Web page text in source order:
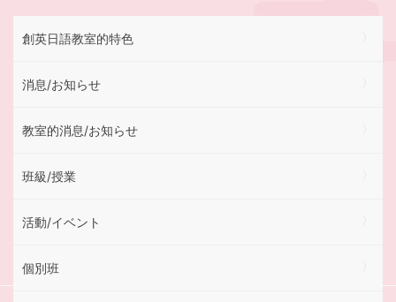
ゲ
ー
シ
ン
創英日語教室的特色
消息/お知らせ
教室的消息/お知らせ
班級/授業
活動/イベント
個別班